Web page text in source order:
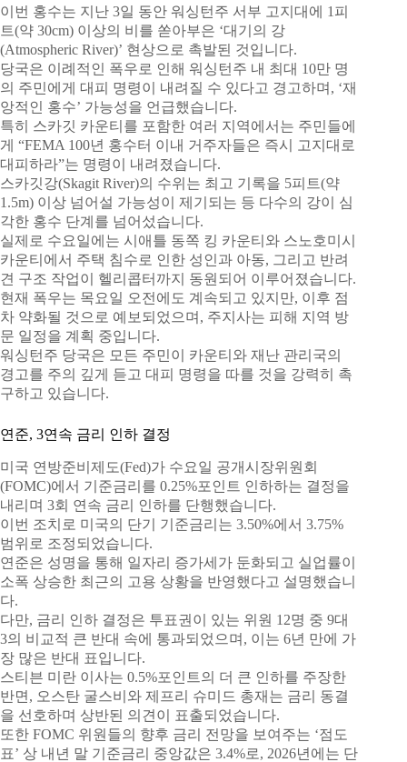
이번 홍수는 지난 3일 동안 워싱턴주 서부 고지대에 1피
트(약 30cm) 이상의 비를 쏟아부은 ‘대기의 강
(Atmospheric River)’ 현상으로 촉발된 것입니다.
당국은 이례적인 폭우로 인해 워싱턴주 내 최대 10만 명
의 주민에게 대피 명령이 내려질 수 있다고 경고하며, ‘재
앙적인 홍수’ 가능성을 언급했습니다.
특히 스카깃 카운티를 포함한 여러 지역에서는 주민들에
게 “FEMA 100년 홍수터 이내 거주자들은 즉시 고지대로
대피하라”는 명령이 내려졌습니다.
스카깃강(Skagit River)의 수위는 최고 기록을 5피트(약
1.5m) 이상 넘어설 가능성이 제기되는 등 다수의 강이 심
각한 홍수 단계를 넘어섰습니다.
실제로 수요일에는 시애틀 동쪽 킹 카운티와 스노호미시
카운티에서 주택 침수로 인한 성인과 아동, 그리고 반려
견 구조 작업이 헬리콥터까지 동원되어 이루어졌습니다.
현재 폭우는 목요일 오전에도 계속되고 있지만, 이후 점
차 약화될 것으로 예보되었으며, 주지사는 피해 지역 방
문 일정을 계획 중입니다.
워싱턴주 당국은 모든 주민이 카운티와 재난 관리국의
경고를 주의 깊게 듣고 대피 명령을 따를 것을 강력히 촉
구하고 있습니다.
연준, 3연속 금리 인하 결정
미국 연방준비제도(Fed)가 수요일 공개시장위원회
(FOMC)에서 기준금리를 0.25%포인트 인하하는 결정을
내리며 3회 연속 금리 인하를 단행했습니다.
이번 조치로 미국의 단기 기준금리는 3.50%에서 3.75%
범위로 조정되었습니다.
연준은 성명을 통해 일자리 증가세가 둔화되고 실업률이
소폭 상승한 최근의 고용 상황을 반영했다고 설명했습니
다.
다만, 금리 인하 결정은 투표권이 있는 위원 12명 중 9대
3의 비교적 큰 반대 속에 통과되었으며, 이는 6년 만에 가
장 많은 반대 표입니다.
스티븐 미란 이사는 0.5%포인트의 더 큰 인하를 주장한
반면, 오스탄 굴스비와 제프리 슈미드 총재는 금리 동결
을 선호하며 상반된 의견이 표출되었습니다.
또한 FOMC 위원들의 향후 금리 전망을 보여주는 ‘점도
표’ 상 내년 말 기준금리 중앙값은 3.4%로, 2026년에는 단